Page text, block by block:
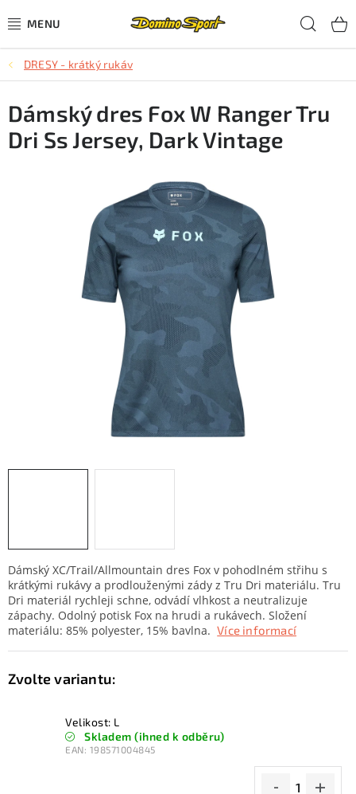
na
CYKLISTIKA
SJEZDOVÉ LYŽOVÁNÍ
SKIALPOVÉ LYŽOVÁNÍ
OBLEČENÍ A OBUV
CYKLO Servis
DRESY - krátký rukáv
Dámský XC/Trail/Allmountain dres Fox v pohodlném střihu s
krátkými rukávy a prodlouženými zády z Tru Dri materiálu. Tru
Dri materiál rychleji schne, odvádí vlhkost a neutralizuje
zápachy. Odolný potisk Fox na hrudi a rukávech. Složení
materiálu: 85% polyester, 15% bavlna. Více informací
Velikost: L
Skladem (ihned k odběru)
EAN: 198571004845
Dámský dres Fox W Ranger Tru
Dri Ss Jersey, Dark Vintage